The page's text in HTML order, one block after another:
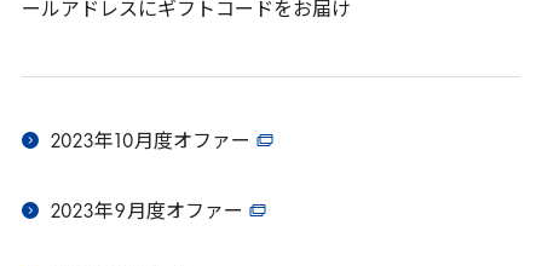
ールアドレスにギフトコードをお届け
2023年 10月度オファー
2023年9月度オファー